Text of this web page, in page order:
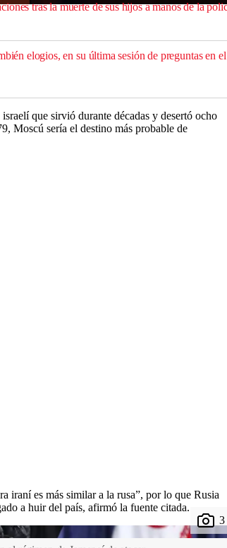
tras la muerte de sus hijos a manos de la
elogios, en su última sesión de preguntas en el
que sirvió durante décadas y desertó ocho
Moscú sería el destino más probable de
iraní es más similar a la rusa”, por lo que Rusia
a huir del país, afirmó la fuente citada.